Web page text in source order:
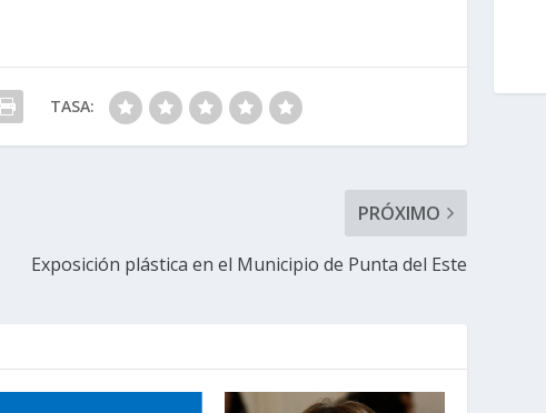
TASA:
PRÓXIMO
Exposición plástica en el Municipio de Punta del Este